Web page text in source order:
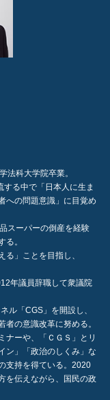
法科大学院卒業。
る中で「日本人に生ま
への問題意識」に目覚め
スーパーの倒産を経験
る。
」ことを目指し、
年議員辞職して衆議院
ル「CGS」を開設し、
の意識改革に努める。
ナーや、「ＣＧＳ」とリ
ン」「政治のしくみ」な
支持を得ている。2020
を伝えながら、国民の政